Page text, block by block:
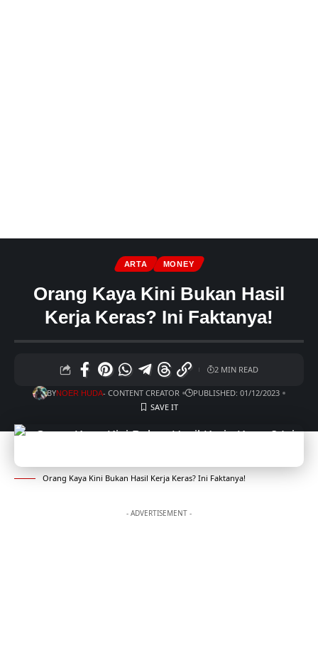
ARTA MONEY
Orang Kaya Kini Bukan Hasil
Kerja Keras? Ini Faktanya!
BYNOER HUDA- CONTENT CREATOR PUBLISHED: 01/12/2023
2 MIN READ
Orang Kaya Kini Bukan Hasil Kerja Keras? Ini Faktanya!
- ADVERTISEMENT -